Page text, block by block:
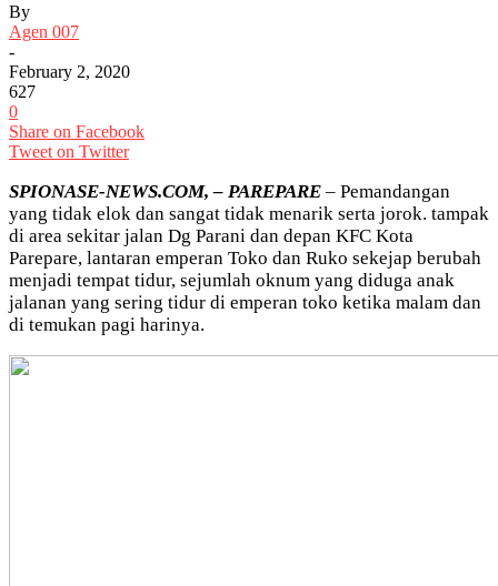
By
Agen 007
-
February 2, 2020
627
0
Share on Facebook
Tweet on Twitter
SPIONASE-NEWS.COM, – PAREPARE – Pemandangan
yang tidak elok dan sangat tidak menarik serta jorok. tampak
di area sekitar jalan Dg Parani dan depan KFC Kota
Parepare, lantaran emperan Toko dan Ruko sekejap berubah
menjadi tempat tidur, sejumlah oknum yang diduga anak
jalanan yang sering tidur di emperan toko ketika malam dan
di temukan pagi harinya.